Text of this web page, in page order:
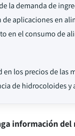
la demanda de
de aplicaciones en
en el consumo de
en los precios de las
de hidrocoloides y
información